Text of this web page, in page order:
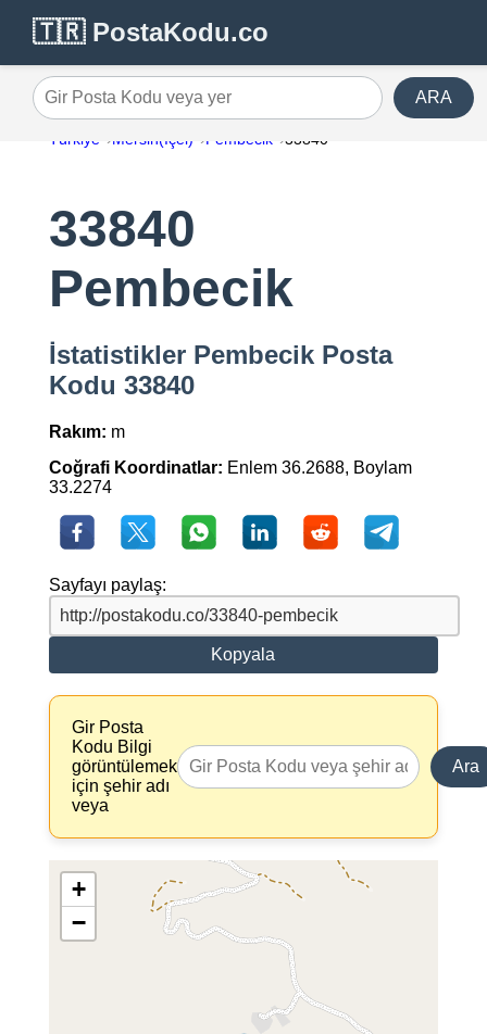
🇹🇷 PostaKodu.co
Gir Posta Kodu veya yer ARA
Türkiye Mersin(İçel) Pembecik 33840
33840
Pembecik
İstatistikler Pembecik Posta
Kodu 33840
Rakım: m
Coğrafi Koordinatlar: Enlem 36.2688, Boylam
33.2274
Sayfayı paylaş:
Kopyala
Gir Posta
Kodu Bilgi
görüntülemek
için şehir adı
veya
Ara
+
−